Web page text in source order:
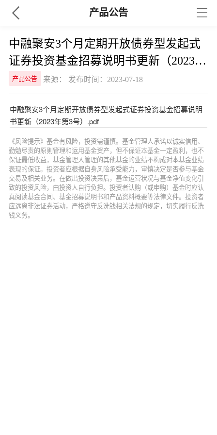
产品公告
中融聚安3个月定期开放债券型发起式
证券投资基金招募说明书更新（2023年
第3号）
产品公告 来源： 发布时间：2023-07-18
中融聚安3个月定期开放债券型发起式证券投资基金招募说明
书更新（2023年第3号）.pdf
《风险提示》基金有风险，投资需谨慎。基金管理人承诺以诚实信用、
勤勉尽责的原则管理和运用基金资产，但不保证本基金一定盈利，也不
保证最低收益，基金管理人管理的其他基金的业绩不构成对本基金业绩
表现的保证。投资者应根据自身风险承受能力，审慎决定是否参与基金
交易及相关业务。在做出投资决策后，基金运营状况与基金净值变化引
致的投资风险，由投资人自行负担。投资者认购（或申购）基金时应认
真阅读基金合同、基金招募说明书和产品资料概要等法律文件。投资者
应远离非法证券活动，严格遵守反洗钱相关法规的规定，切实履行反洗
钱义务。